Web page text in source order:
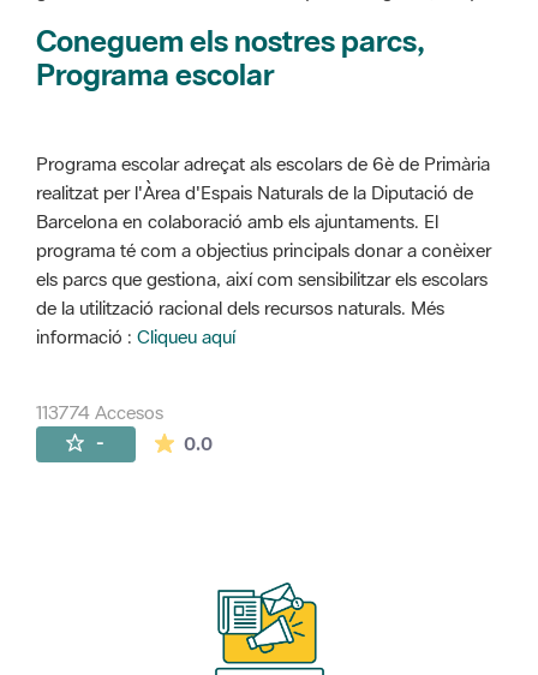
Coneguem els nostres parcs,
Programa escolar
Programa escolar adreçat als escolars de 6è de Primària
realitzat per l'Àrea d'Espais Naturals de la Diputació de
Barcelona en colaboració amb els ajuntaments. El
programa té com a objectius principals donar a conèixer
els parcs que gestiona, així com sensibilitzar els escolars
de la utilització racional dels recursos naturals. Més
informació : Cliqueu aquí
113774 Accesos
- 0.0La valoración media es de 0 estrellas de